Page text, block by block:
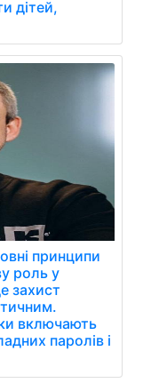
дітей,
принципи
роль у
захист
включають
паролів і